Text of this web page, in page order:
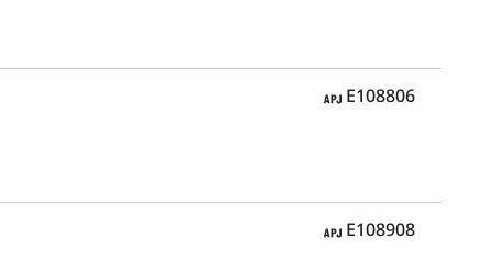
APJ
E108806
APJ
E108908